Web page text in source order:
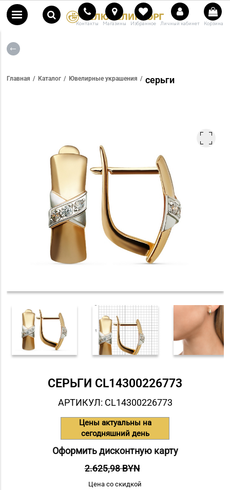
Контакты Магазины Избранное Личный кабинет Корзина
Главная Каталог Ювелирные украшения серьги
СЕРЬГИ СL14300226773
АРТИКУЛ: СL14300226773
Цены актуальны на
сегодняшний день
Оформить дисконтную карту
2.625,98 BYN
Цена со скидкой